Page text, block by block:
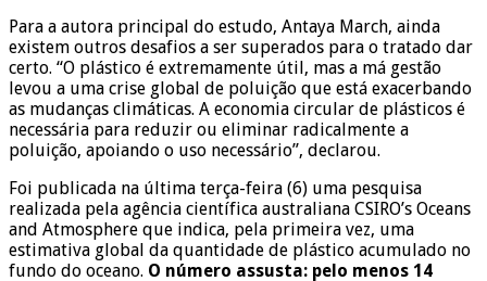
Para a autora principal do estudo, Antaya March, ainda
existem outros desafios a ser superados para o tratado dar
certo. “O plástico é extremamente útil, mas a má gestão
levou a uma crise global de poluição que está exacerbando
as mudanças climáticas. A economia circular de plásticos é
necessária para reduzir ou eliminar radicalmente a
poluição, apoiando o uso necessário”, declarou.
Foi publicada na última terça-feira (6) uma pesquisa
realizada pela agência científica australiana CSIRO’s Oceans
and Atmosphere que indica, pela primeira vez, uma
estimativa global da quantidade de plástico acumulado no
fundo do oceano. O número assusta: pelo menos 14